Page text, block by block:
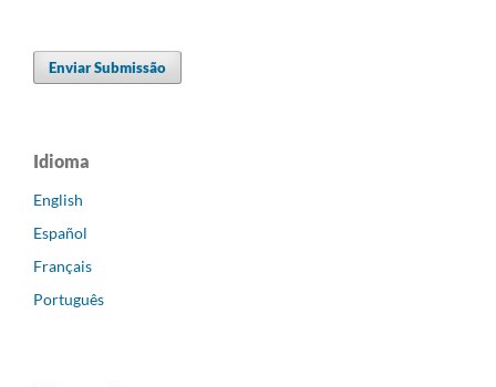
Enviar Submissão
Idioma
English
Español
Français
Português